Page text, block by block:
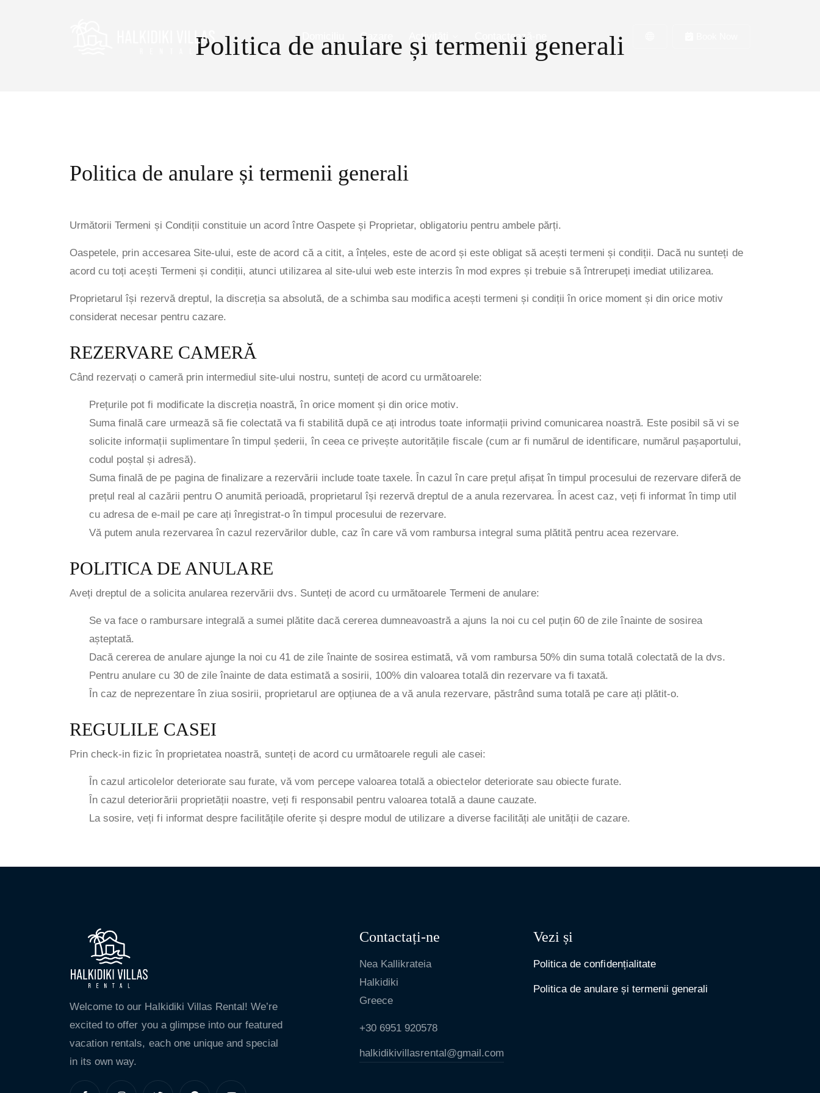
Cazare Activităţi Contactează-ne
Politica de anulare și termenii generali
Politica de anulare și termenii generali
Următorii Termeni și Condiții constituie un acord între Oaspete și Proprietar, obligatoriu pentru ambele părți.
Oaspetele, prin accesarea Site-ului, este de acord că a citit, a înțeles, este de acord și este obligat să acești termeni și condiții. Dacă nu sunteți de
acord cu toți acești Termeni și condiții, atunci utilizarea al site-ului web este interzis în mod expres și trebuie să întrerupeți imediat utilizarea.
Proprietarul își rezervă dreptul, la discreția sa absolută, de a schimba sau modifica acești termeni și condiții în orice moment și din orice motiv
considerat necesar pentru cazare.
REZERVARE CAMERĂ
Când rezervați o cameră prin intermediul site-ului nostru, sunteți de acord cu următoarele:
Prețurile pot fi modificate la discreția noastră, în orice moment și din orice motiv.
Suma finală care urmează să fie colectată va fi stabilită după ce ați introdus toate informații privind comunicarea noastră. Este posibil să vi se
solicite informații suplimentare în timpul șederii, în ceea ce privește autoritățile fiscale (cum ar fi numărul de identificare, numărul pașaportului,
codul poștal și adresă).
Suma finală de pe pagina de finalizare a rezervării include toate taxele. În cazul în care prețul afișat în timpul procesului de rezervare diferă de
prețul real al cazării pentru O anumită perioadă, proprietarul își rezervă dreptul de a anula rezervarea. În acest caz, veți fi informat în timp util
cu adresa de e-mail pe care ați înregistrat-o în timpul procesului de rezervare.
Vă putem anula rezervarea în cazul rezervărilor duble, caz în care vă vom rambursa integral suma plătită pentru acea rezervare.
POLITICA DE ANULARE
Aveți dreptul de a solicita anularea rezervării dvs. Sunteți de acord cu următoarele Termeni de anulare:
Se va face o rambursare integrală a sumei plătite dacă cererea dumneavoastră a ajuns la noi cu cel puțin 60 de zile înainte de sosirea
așteptată.
Dacă cererea de anulare ajunge la noi cu 41 de zile înainte de sosirea estimată, vă vom rambursa 50% din suma totală colectată de la dvs.
Pentru anulare cu 30 de zile înainte de data estimată a sosirii, 100% din valoarea totală din rezervare va fi taxată.
În caz de neprezentare în ziua sosirii, proprietarul are opțiunea de a vă anula rezervare, păstrând suma totală pe care ați plătit-o.
REGULILE CASEI
Prin check-in fizic în proprietatea noastră, sunteți de acord cu următoarele reguli ale casei:
În cazul articolelor deteriorate sau furate, vă vom percepe valoarea totală a obiectelor deteriorate sau obiecte furate.
În cazul deteriorării proprietății noastre, veți fi responsabil pentru valoarea totală a daune cauzate.
La sosire, veți fi informat despre facilitățile oferite și despre modul de utilizare a diverse facilități ale unității de cazare.
Welcome to our Halkidiki Villas Rental! We’re
excited to offer you a glimpse into our featured
vacation rentals, each one unique and special
in its own way.
Contactați-ne
Nea Kallikrateia
Halkidiki
Greece
+30 6951 920578
halkidikivillasrental@gmail.com
Vezi și
Politica de confidențialitate
Politica de anulare și termenii generali